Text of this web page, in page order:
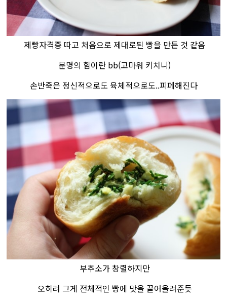
제빵자격증 따고 처음으로 제대로된 빵을 만든 것 같음
문명의 힘이란 bb​(고마워 키치니)
손반죽은 정신적으로도 육체적으로도..피폐해진다​
부추소가 창렬하지만
오히려 그게 전체적인 빵에 맛을 끌어올려준듯